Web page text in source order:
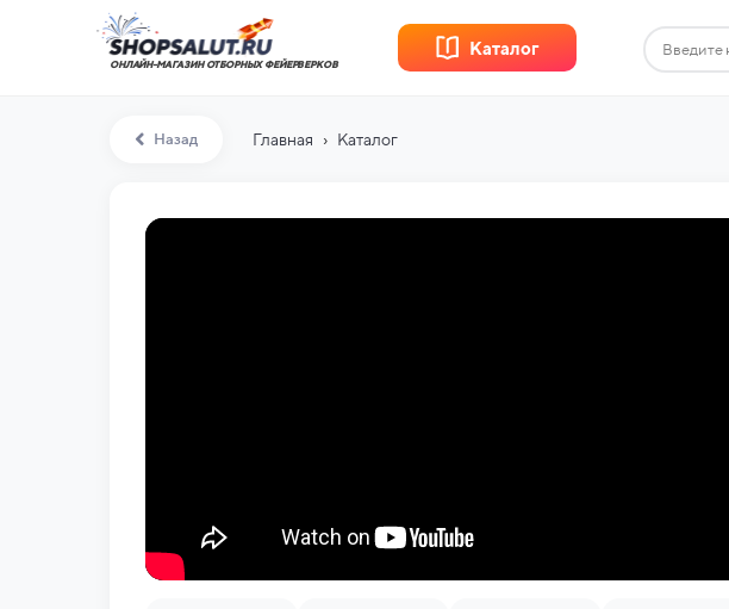
ОНЛАЙН-МАГАЗИН ОТБОРНЫХ ФЕЙЕРВЕРКОВ
Каталог
Назад Главная › Каталог